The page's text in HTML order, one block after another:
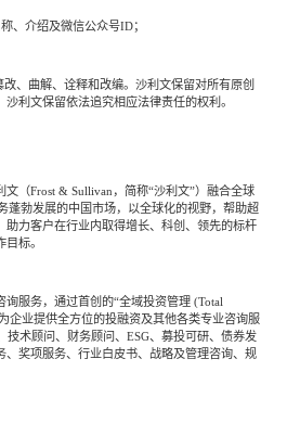
、介绍及微信公众号ID；
、曲解、诠释和改编。沙利文保留对所有原创
利文保留依法追究相应法律责任的权利。
文（Frost& Sullivan，简称“沙利文”）融合全球
蓬勃发展的中国市场，以全球化的视野，帮助超
助力客户在行业内取得增长、科创、领先的标杆
标。
询服务，通过首创的“全域投资管理(Total
企业提供全方位的投融资及其他各类专业咨询服
技术顾问、财务顾问、ESG、募投可研、债券发
、奖项服务、行业白皮书、战略及管理咨询、规